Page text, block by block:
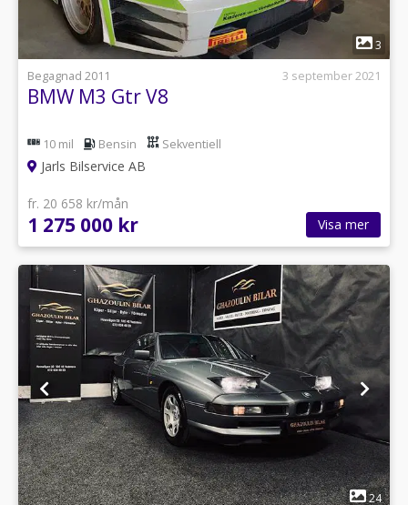
1
3
Begagnad 2011
3 september 2021
BMW M3 Gtr V8
10 mil Bensin Sekventiell
Jarls Bilservice AB
fr. 20 658 kr/mån
1 275 000 kr Visa mer
1 24